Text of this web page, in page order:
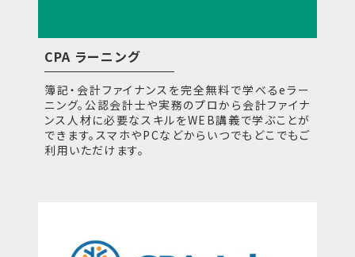
CPA ラーニング
簿記・会計ファイナンスを完全無料で学べるeラー
ニング。公認会計士や実務のプロから会計ファイナ
ンス人材に必要なスキルをWEB講義で学ぶことが
できます。スマホやPCなどからいつでもどこでもご
利用いただけます。